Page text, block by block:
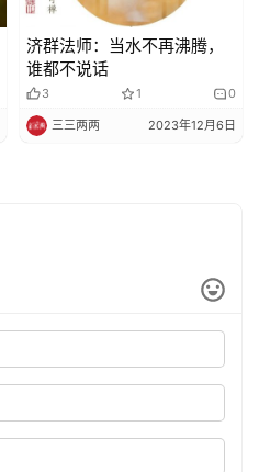
济群法师：当水不再沸腾，
谁都不说话
3 1 0
三三两两 2023年12月6日